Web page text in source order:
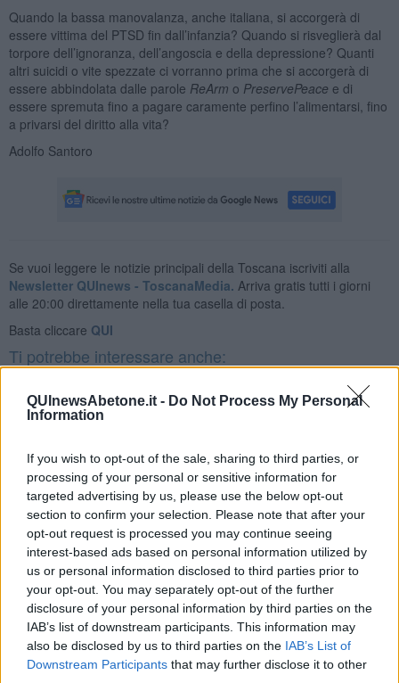
QUInewsAbetone.it - Do Not Process My Personal
Information
If you wish to opt-out of the sale, sharing to third parties, or
processing of your personal or sensitive information for
targeted advertising by us, please use the below opt-out
section to confirm your selection. Please note that after your
opt-out request is processed you may continue seeing
interest-based ads based on personal information utilized by
us or personal information disclosed to third parties prior to
your opt-out. You may separately opt-out of the further
disclosure of your personal information by third parties on the
IAB’s list of downstream participants. This information may
also be disclosed by us to third parties on the IAB’s List of
Downstream Participants that may further disclose it to other
Quando la bassa manovalanza, anche italiana, si accorgerà di
essere vittima del PTSD fin dall’infanzia? Quando si risveglierà dal
torpore dell’ignoranza, dell’angoscia e della depressione? Quanti
altri suicidi o vite spezzate ci vorranno prima che si accorgerà di
essere abbindolata dalle parole ReArm o PreservePeace e di
essere spremuta fino a pagare caramente perfino l’alimentarsi, fino
a privarsi del diritto alla vita?
Adolfo Santoro
Se vuoi leggere le notizie principali della Toscana iscriviti alla
Newsletter QUInews - ToscanaMedia. Arriva gratis tutti i giorni
alle 20:00 direttamente nella tua casella di posta.
Basta cliccare QUI
Ti potrebbe interessare anche:
Articoli dal Blog “Disincantato” di Adolfo Santoro
​Un esempio di civismo
​Il ripristino della natura secondo la legge e l’impegno dei
Cittadini
Il nesso tra cambiamenti climatici e salute umana
Tutti morimmo a stento (3)
Tutti morimmo a stento (2)
​Tutti morimmo a stento (1)
IL CORRIDOIO BLU il resoconto del convegno
Un manuale essenziale per seguire il CORRIDOIO BLU
Il corridoio blu
​Il cronoprogramma ottimale verso il full electric sui traghetti
​I costi dell’adeguamento al cold ironing
Alcune domande da esordiente agli esperti che decidono le
sorti dell’Elba